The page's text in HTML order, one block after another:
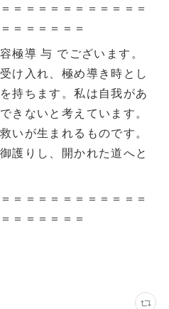
＝＝＝＝＝＝＝＝＝＝＝
＝＝＝＝＝＝
極導 与 でございます。
け入れ、極め導き時とし
持ちます。私は自我があ
きないと考えています。
いが生まれるものです。
護りし、開かれた道へと
＝＝＝＝＝＝＝＝＝＝＝
＝＝＝＝＝＝